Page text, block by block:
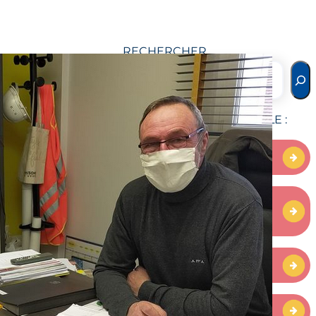
RECHERCHER
CATÉGORIES D’ARTICLE :
Aidant
Application et
logiciel
Arts
Association